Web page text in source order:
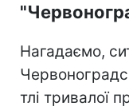
Нагадаємо,
тлі тривалої